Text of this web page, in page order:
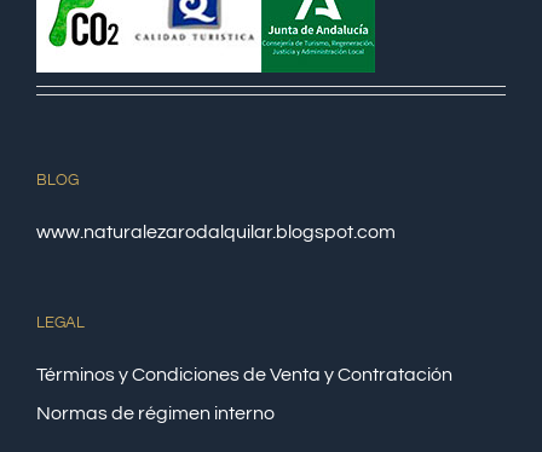
BLOG
www.naturalezarodalquilar.blogspot.com
LEGAL
Términos y Condiciones de Venta y Contratación
Normas de régimen interno